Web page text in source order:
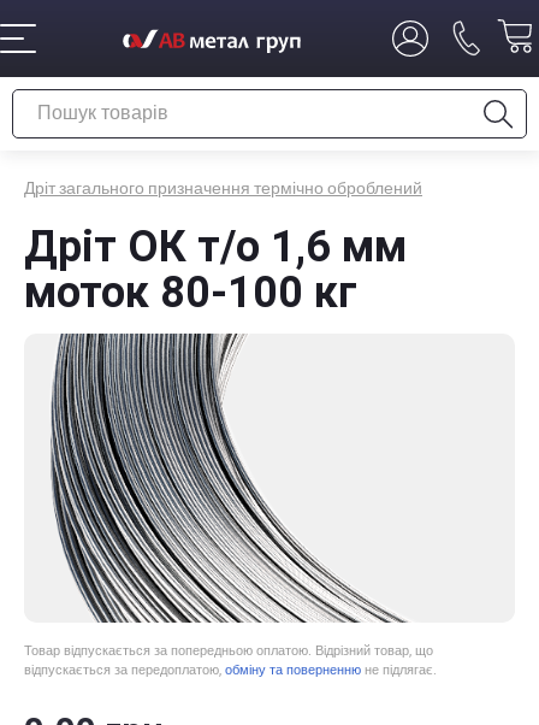
Дріт загального призначення термічно оброблений
Дріт ОК т/о 1,6 мм
моток 80-100 кг
Товар відпускається за попередньою оплатою. Відрізний товар, що
відпускається за передоплатою, обміну та поверненню не підлягає.